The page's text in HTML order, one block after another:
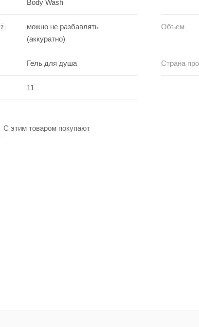
Body Wash
?
можно не разбавлять
(аккуратно)
Объем
Гель для душа Страна
11
С этим товаром покупают